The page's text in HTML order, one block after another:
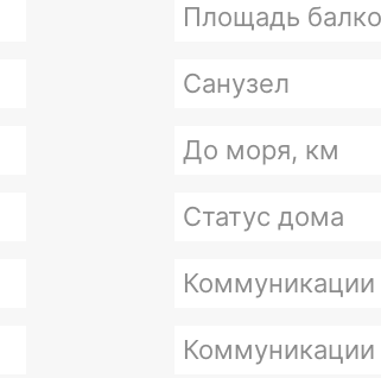
Площадь
Санузел
До моря, км
Статус дома
Коммуникации
Коммуникации